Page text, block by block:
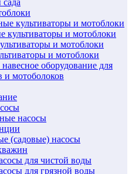
культиваторы и мотоблоки
культиваторы и мотоблоки
и мотоблоки
и мотоблоки
оборудование для
и мотоболоков
насосы
(садовые) насосы
для чистой воды
для грязной воды